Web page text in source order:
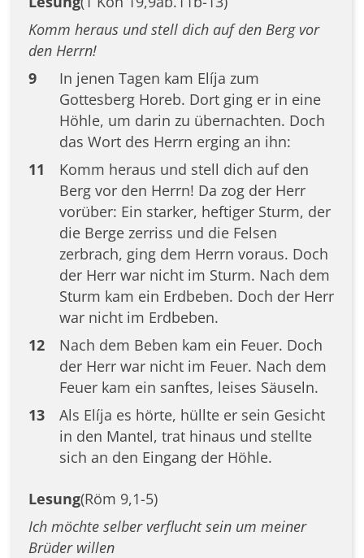
Komm heraus und stell dich auf den Berg vor
den Herrn!
9
In jenen Tagen kam Elíja zum
Gottesberg Horeb. Dort ging er in eine
Höhle, um darin zu übernachten. Doch
das Wort des Herrn erging an ihn:
11
Komm heraus und stell dich auf den
Berg vor den Herrn! Da zog der Herr
vorüber: Ein starker, heftiger Sturm, der
die Berge zerriss und die Felsen
zerbrach, ging dem Herrn voraus. Doch
der Herr war nicht im Sturm. Nach dem
Sturm kam ein Erdbeben. Doch der Herr
war nicht im Erdbeben.
12
Nach dem Beben kam ein Feuer. Doch
der Herr war nicht im Feuer. Nach dem
Feuer kam ein sanftes, leises Säuseln.
13
Als Elíja es hörte, hüllte er sein Gesicht
in den Mantel, trat hinaus und stellte
sich an den Eingang der Höhle.
Lesung(Röm 9,1-5)
Ich möchte selber verflucht sein um meiner
Brüder willen